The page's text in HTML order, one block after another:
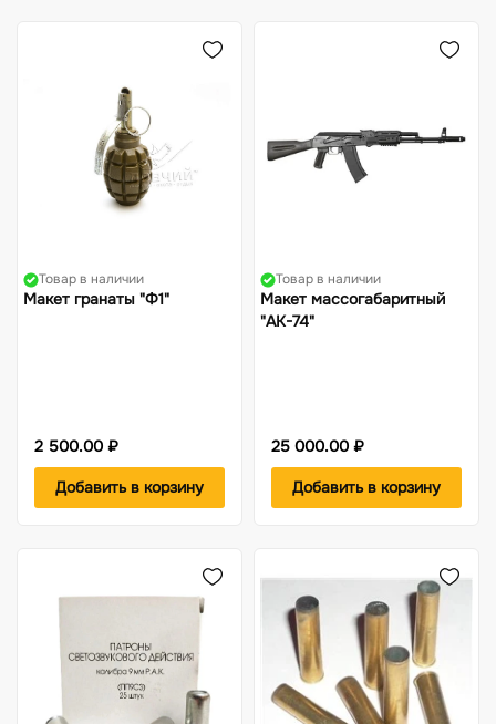
Товар в наличии
Макет гранаты "Ф1"
2 500.00 ₽
Добавить в корзину
Товар в наличии
Макет массогабаритный
"АК-74"
25 000.00 ₽
Добавить в корзину